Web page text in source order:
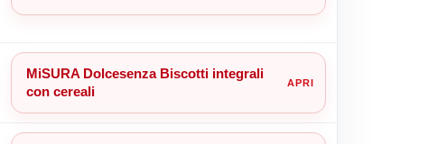
MiSURA Dolcesenza Biscotti integrali
con cereali